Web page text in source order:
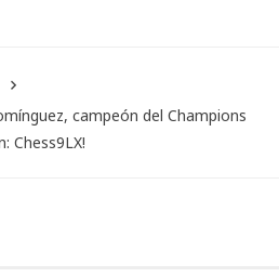
campeón del Champions
Chess9LX!